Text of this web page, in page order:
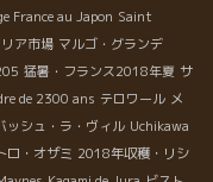
France au Japon Saint
ア市場 マルゴ・グランデ
猛暑・フランス2018年夏 サ
de 2300 ans テロワール メ
ッシュ・ラ・ヴィル Uchikawa
ロ・オザミ 2018年収穫・リシ